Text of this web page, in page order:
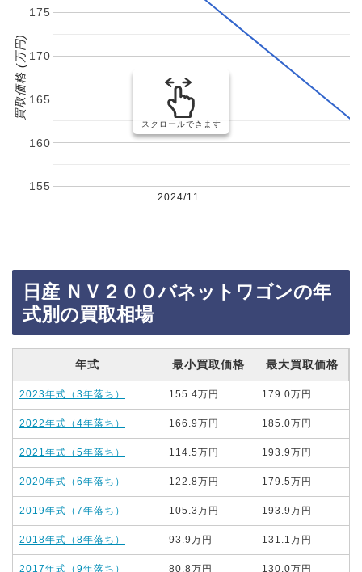
2024/11
155
160
165
170
175
買取価格 (万円)
スクロールできます
日産 ＮＶ２００バネットワゴンの年
式別の買取相場
年式 最小買取価格 最大買取価格
2023年式（3年落ち） 155.4万円 179.0万円
2022年式（4年落ち） 166.9万円 185.0万円
2021年式（5年落ち） 114.5万円 193.9万円
2020年式（6年落ち） 122.8万円 179.5万円
2019年式（7年落ち） 105.3万円 193.9万円
2018年式（8年落ち） 93.9万円 131.1万円
2017年式（9年落ち） 80.8万円 130.0万円